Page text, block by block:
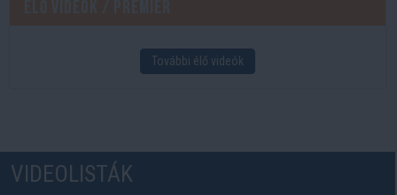
További élő videók
VIDEOLISTÁK